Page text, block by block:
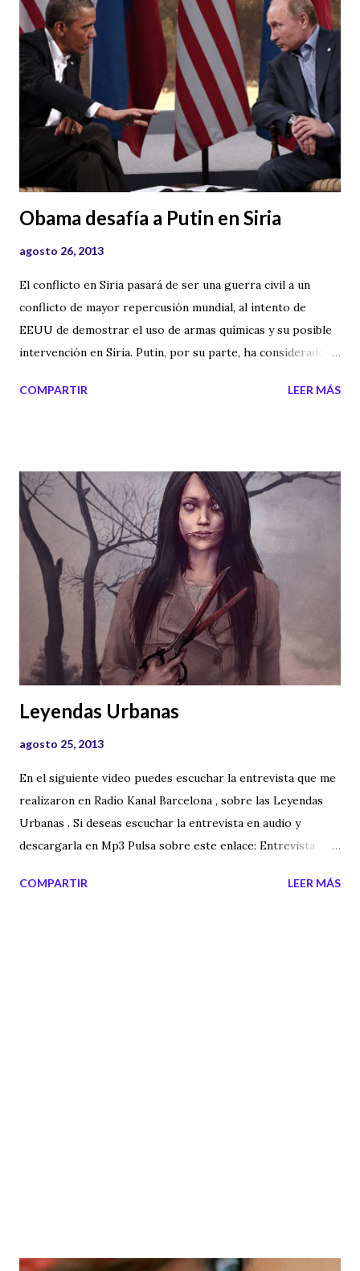
Obama desafía a Putin en Siria
agosto 26, 2013
El conflicto en Siria pasará de ser una guerra civil a un
conflicto de mayor repercusión mundial, al intento de
EEUU de demostrar el uso de armas químicas y su posible
intervención en Siria. Putin, por su parte, ha considerado
video te doy mi punto de vista.
COMPARTIR LEER MÁS
Leyendas Urbanas
agosto 25, 2013
En el siguiente video puedes escuchar la entrevista que me
realizaron en Radio Kanal Barcelona , sobre las Leyendas
Urbanas . Si deseas escuchar la entrevista en audio y
descargarla en Mp3 Pulsa sobre este enlace: Entrevista
COMPARTIR LEER MÁS